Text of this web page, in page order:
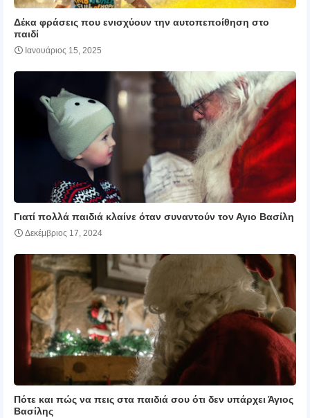
Δέκα φράσεις που ενισχύουν την αυτοπεποίθηση στο
παιδί
Ιανουάριος 15, 2025
Γιατί πολλά παιδιά κλαίνε όταν συναντούν τον Αγιο Βασίλη
Δεκέμβριος 17, 2024
Πότε και πώς να πεις στα παιδιά σου ότι δεν υπάρχει Άγιος
Βασίλης